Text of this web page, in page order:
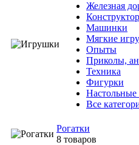
Железная
Конструктор
Машинки
Мягкие
Опыты
Приколы,
Техника
Фигурки
Все
Рогатки
8 товаров